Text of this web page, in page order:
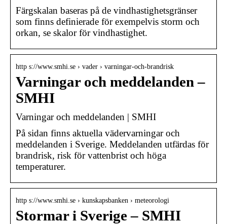
Färgskalan baseras på de vindhastighetsgränser
som finns definierade för exempelvis storm och
orkan, se skalor för vindhastighet.
http s://www.smhi.se › vader › varningar-och-brandrisk
Varningar och meddelanden –
SMHI
Varningar och meddelanden | SMHI
På sidan finns aktuella vädervarningar och
meddelanden i Sverige. Meddelanden utfärdas för
brandrisk, risk för vattenbrist och höga
temperaturer.
http s://www.smhi.se › kunskapsbanken › meteorologi
Stormar i Sverige – SMHI